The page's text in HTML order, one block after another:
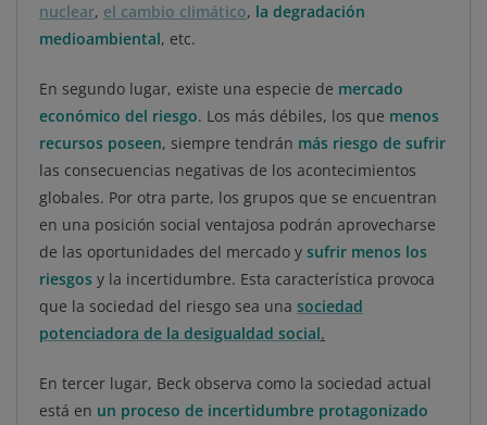
nuclear, el cambio climático, la degradación
medioambiental, etc.
En segundo lugar, existe una especie de mercado
económico del riesgo. Los más débiles, los que menos
recursos poseen, siempre tendrán más riesgo de sufrir
las consecuencias negativas de los acontecimientos
globales. Por otra parte, los grupos que se encuentran
en una posición social ventajosa podrán aprovecharse
de las oportunidades del mercado y sufrir menos los
riesgos y la incertidumbre. Esta característica provoca
que la sociedad del riesgo sea una sociedad
potenciadora de la desigualdad social.
En tercer lugar, Beck observa como la sociedad actual
está en un proceso de incertidumbre protagonizado